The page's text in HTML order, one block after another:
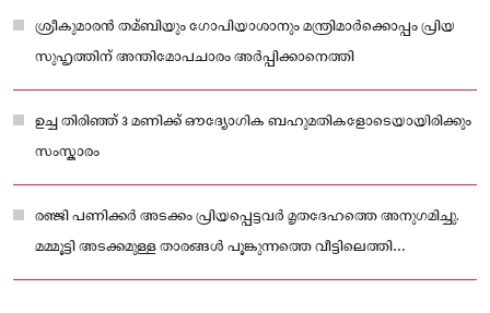
ശ്രീകുമാരൻ തമ്ബിയും ഗോപിയാശാനും മന്ത്രിമാർക്കൊപ്പം പ്രിയ
സുഹൃത്തിന് അന്തിമോപചാരം അർപ്പിക്കാനെത്തി
ഉച്ച തിരിഞ്ഞ് 3 മണിക്ക് ഔദ്യോഗിക ബഹുമതികളോടെയായിരിക്കും
സംസ്കാരം
രഞ്ജി പണിക്കർ അടക്കം പ്രിയപ്പെട്ടവർ മൃതദേഹത്തെ അനുഗമിച്ചു.
മമ്മൂട്ടി അടക്കമുള്ള താരങ്ങൾ പൂങ്കുന്നത്തെ വീട്ടിലെത്തി
അന്തിമോപചാരം